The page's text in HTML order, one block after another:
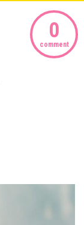
0
comment